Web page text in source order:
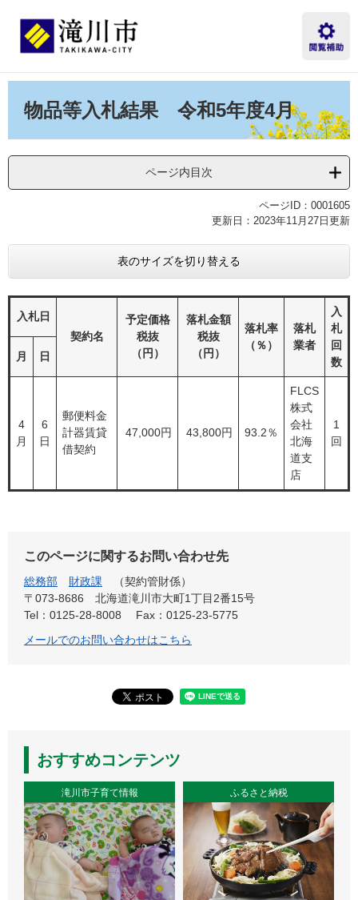
先
を
て
本
へ
物品等入札結果 令和5年度4月
ページ内目次
ページID：0001605
更新日：2023年11月27日更新
表のサイズを切り替える
入札日
契約名
予定価格
税抜
（円）
落札金額
税抜
（円）
落札率
（％）
落札
業者
入
札
回
数
月 日
4
月
6
日
郵便料金
計器賃貸
借契約
47,000円 43,800円 93.2％
FLCS
株式
会社
北海
道支
店
1
回
このページに関するお問い合わせ先
総務部 財政課
契約管財係
〒073-8686
北海道滝川市大町1丁目2番15号
Tel：0125-28-8008
Fax：0125-23-5775
メールでのお問い合わせはこちら
おすすめコンテンツ
滝川市子育て情報 ふるさと納税